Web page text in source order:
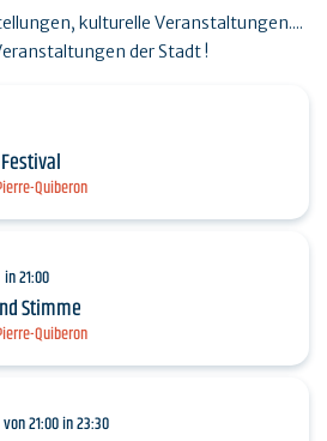
kulturelle Veranstaltungen....
der Stadt !
Quiberon
in 21:00
Stimme
Quiberon
von 21:00 in 23:30